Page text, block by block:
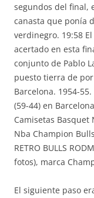
segundos del final,
canasta que ponía
verdinegro. 19:58
acertado en esta
conjunto de Pablo
puesto tierra de
Barcelona. 1954-
(59-44) en
Camisetas Basquet
Nba Champion
RETRO BULLS
fotos), marca
El siguiente paso